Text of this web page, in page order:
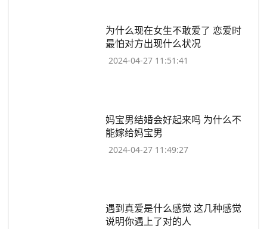
​为什么现在女生不敢爱了 恋爱时
最怕对方出现什么状况
2024-04-27 11:51:41
​妈宝男结婚会好起来吗 为什么不
能嫁给妈宝男
2024-04-27 11:49:27
​遇到真爱是什么感觉 这几种感觉
说明你遇上了对的人